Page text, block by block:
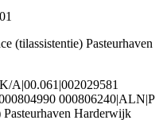
(tilassistentie) Pasteurhaven
A|00.061|002029581
000806240|ALN|P
Harderwijk